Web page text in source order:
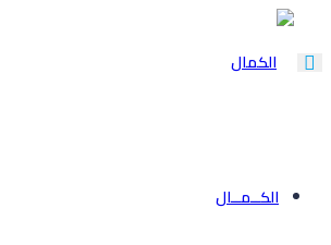
Toggle
الكــمــال